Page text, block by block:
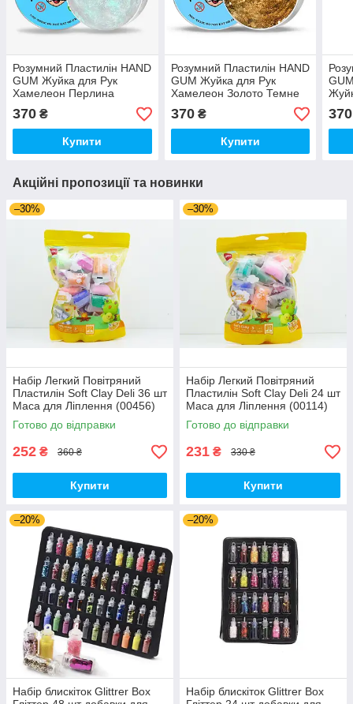
Розумний Пластилін HAND
GUM Жуйка для Рук
Хамелеон Перлина
(01568)
370 ₴
Купити
Розумний Пластилін HAND
GUM Жуйка для Рук
Хамелеон Золото Темне
(01572)
370₴
Купити
370
Акційні пропозиції та новинки
–30%
Набір Легкий Повітряний
Пластилін Soft Clay Deli 36 шт
Маса для Ліплення (00456)
Готово до відправки
252 ₴ 360 ₴
Купити
–30%
Набір Легкий Повітряний
Пластилін Soft Clay Deli 24 шт
Маса для Ліплення (00114)
Готово до відправки
231 ₴ 330 ₴
Купити
–20%
Набір блискіток Glittrer Box
–20%
Набір блискіток Glittrer Box